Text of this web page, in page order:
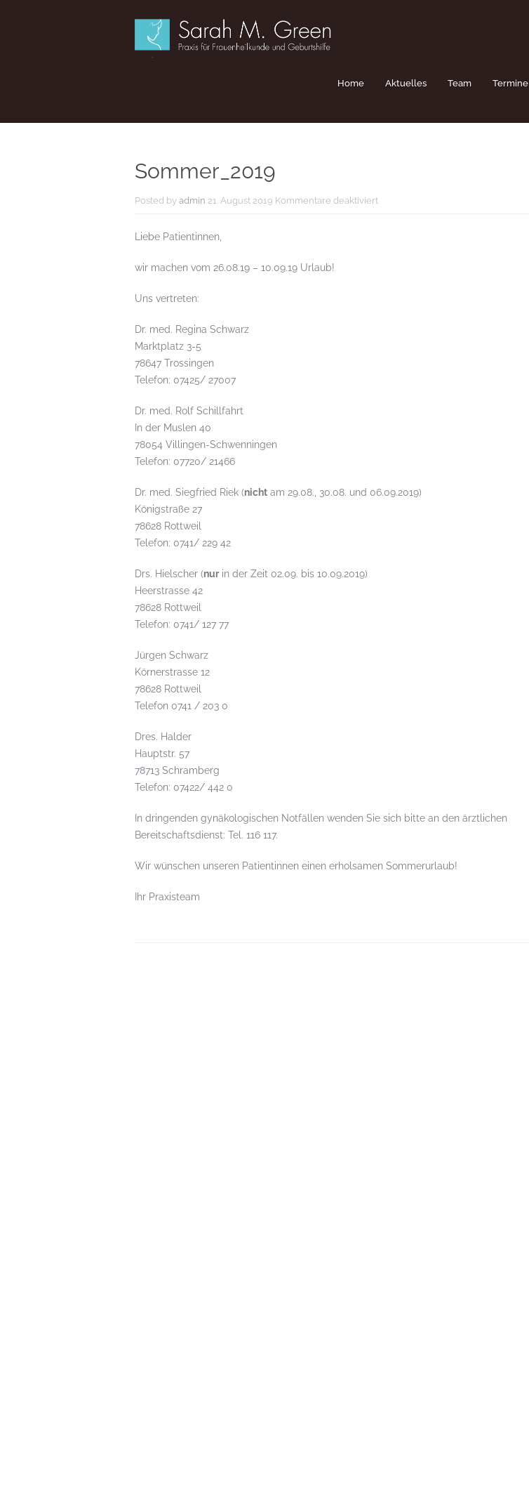
Home Aktuelles Team Termine
Sommer_2019
Posted by admin 21. August 2019 Kommentare deaktiviertfür
Liebe Patientinnen,
wir machen vom 26.08.19 – 10.09.19 Urlaub!
Uns vertreten:
Dr. med. Regina Schwarz
Marktplatz 3-5
78647 Trossingen
Telefon: 07425/ 27007
Dr. med. Rolf Schillfahrt
In der Muslen 40
78054 Villingen-Schwenningen
Telefon: 07720/ 21466
Dr. med. Siegfried Riek (nicht am 29.08., 30.08. und 06.09.2019)
Königstraße 27
78628 Rottweil
Telefon: 0741/ 229 42
Drs. Hielscher (nurin der Zeit 02.09. bis 10.09.2019)
Heerstrasse 42
78628 Rottweil
Telefon: 0741/ 127 77
Jürgen Schwarz
Körnerstrasse 12
78628 Rottweil
Telefon 0741 / 203 0
Dres. Halder
Hauptstr. 57
78713 Schramberg
Telefon: 07422/ 442 0
In dringenden gynäkologischen Notfällen wenden Sie sich bitte an den ärztlichen
Bereitschaftsdienst: Tel. 116 117.
Wir wünschen unseren Patientinnen einen erholsamen Sommerurlaub!
Ihr Praxisteam